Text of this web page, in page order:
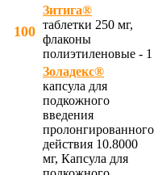
100
Зитига®
таблетки 250 мг,
флаконы
полиэтиленовые - 1
Золадекс®
капсула для
подкожного
введения
пролонгированного
действия 10.8000
мг, Капсула для